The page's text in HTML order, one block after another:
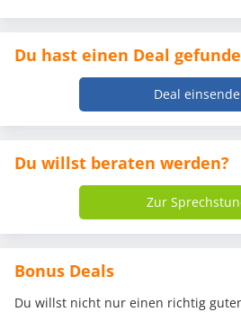
Du hast einen Deal
Deal
Du willst beraten werden?
Zur
Bonus Deals
Du willst nicht nur einen richtig